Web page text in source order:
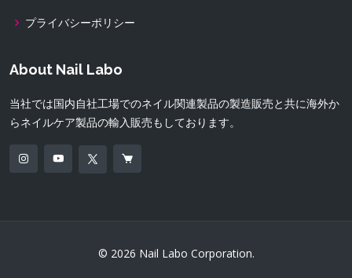
プライバシーポリシー
About Nail Labo
当社では国内自社工場でのネイル関連製品の製造販売と共に海外か
らネイルケア製品の輸入販売もしております。
© 2026 Nail Labo Corporation.